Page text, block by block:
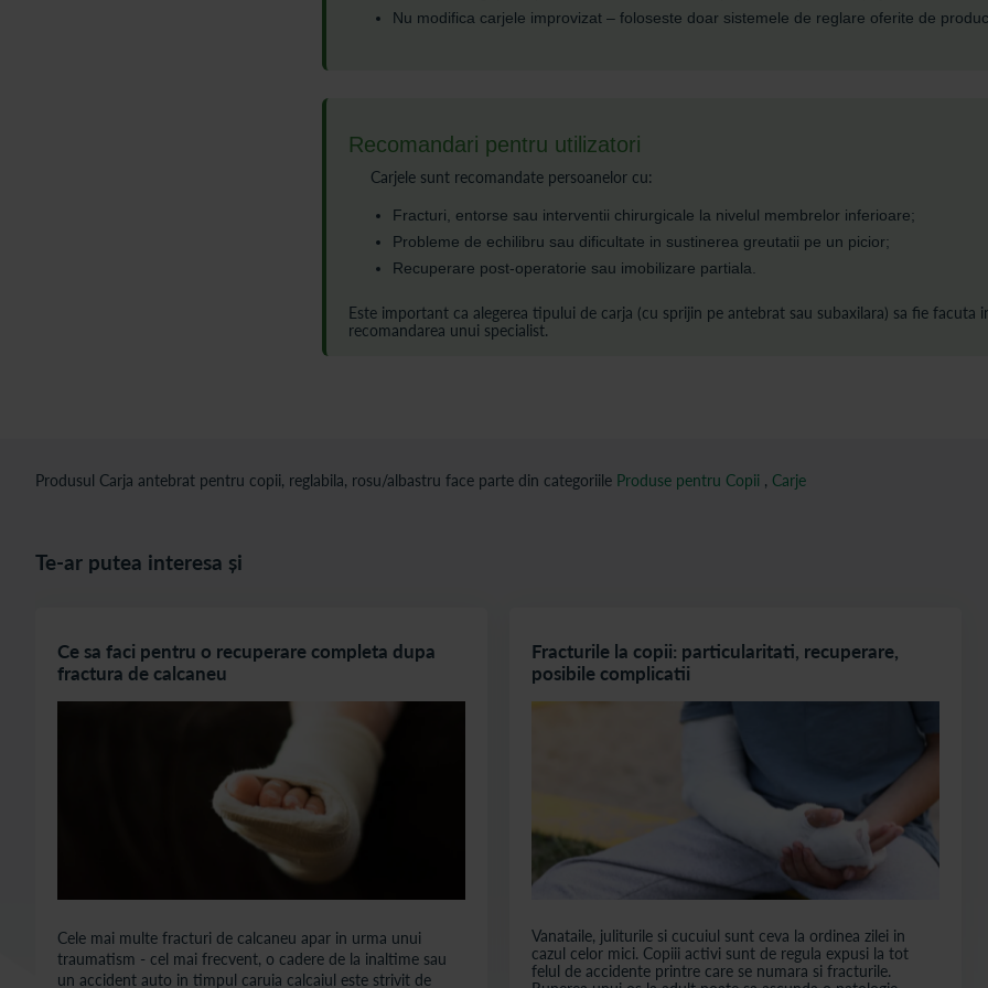
Nu modifica carjele improvizat – foloseste doar sistemele de reglare oferite de
Recomandari pentru utilizatori
Carjele sunt recomandate persoanelor cu:
Fracturi, entorse sau interventii chirurgicale la nivelul membrelor inferioare;
Probleme de echilibru sau dificultate in sustinerea greutatii pe un picior;
Recuperare post-operatorie sau imobilizare partiala.
Este important ca alegerea tipului de carja (cu sprijin pe antebrat sau subaxilara) sa fie facuta
recomandarea unui specialist.
Produsul Carja antebrat pentru copii, reglabila, rosu/albastru face parte din categoriile Produse pentru Copii , Carje
Te-ar putea interesa și
Ce sa faci pentru o recuperare completa dupa
fractura de calcaneu
Cele mai multe fracturi de calcaneu apar in urma unui
traumatism - cel mai frecvent, o cadere de la inaltime sau
un accident auto in timpul caruia calcaiul este strivit de
Fracturile la copii: particularitati, recuperare,
posibile complicatii
Vanataile, juliturile si cucuiul sunt ceva la ordinea zilei in
cazul celor mici. Copiii activi sunt de regula expusi la tot
felul de accidente printre care se numara si fracturile.